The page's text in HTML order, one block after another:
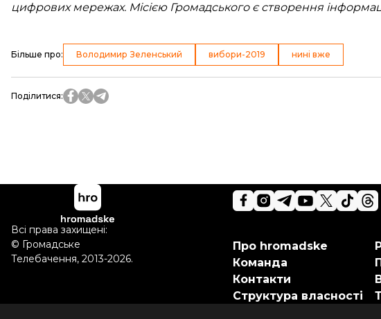
цифрових мережах. Місією Громадського є створення
Більше про: Володимир Зеленський вибори-2019 нині вже
Поділитися:
Про hromadske
Команда
Контакти
Структура власності
Всі права захищені:
© Громадське
Телебачення, 2013-2026.